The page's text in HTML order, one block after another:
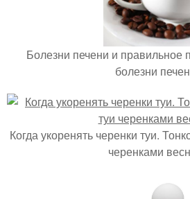
Болезни печени и правильное
болезни
Когда укоренять черенки туи.
черенками